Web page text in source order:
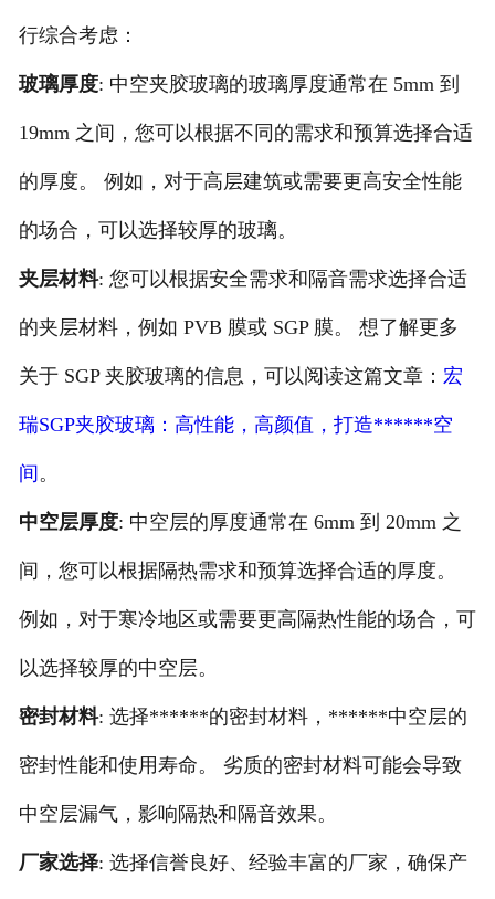
行综合考虑：
玻璃厚度: 中空夹胶玻璃的玻璃厚度通常在 5mm 到
19mm 之间，您可以根据不同的需求和预算选择合适
的厚度。 例如，对于高层建筑或需要更高安全性能
的场合，可以选择较厚的玻璃。
夹层材料: 您可以根据安全需求和隔音需求选择合适
的夹层材料，例如 PVB 膜或 SGP 膜。 想了解更多
关于 SGP 夹胶玻璃的信息，可以阅读这篇文章： 宏
瑞SGP夹胶玻璃：高性能，高颜值，打造******空
间 。
中空层厚度: 中空层的厚度通常在 6mm 到 20mm 之
间，您可以根据隔热需求和预算选择合适的厚度。
例如，对于寒冷地区或需要更高隔热性能的场合，可
以选择较厚的中空层。
密封材料: 选择******的密封材料，******中空层的
密封性能和使用寿命。 劣质的密封材料可能会导致
中空层漏气，影响隔热和隔音效果。
厂家选择: 选择信誉良好、经验丰富的厂家，确保产